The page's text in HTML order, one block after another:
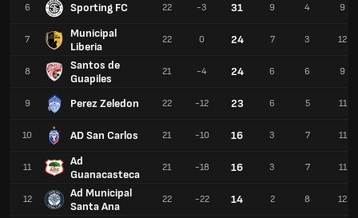
6 Sporting FC
7
Municipal
Liberia
8
Santos de
Guapiles
9 Perez Zeledon
10 AD San Carlos
11
Ad
Guanacasteca
12
Ad Municipal
Santa Ana
22 -3 31 9 4 9
22 0 24 7 3 12
21 -4 24 6 6 9
22 -12 23 6 5 11
21 -10 16 3 7 11
21 -18 16 3 7 11
22 -22 14 2 8 12